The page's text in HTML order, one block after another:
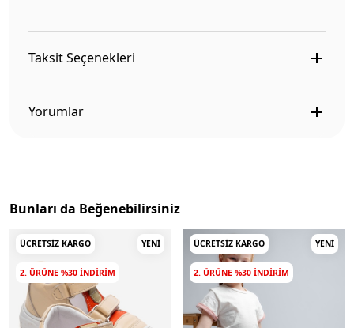
Taksit Seçenekleri
Yorumlar
Bunları da Beğenebilirsiniz
ÜCRETSIZ KARGO YENI
2. ÜRÜNE %30 INDIRIM
ÜCRETSIZ KARGO YENI
2. ÜRÜNE %30 INDIRIM